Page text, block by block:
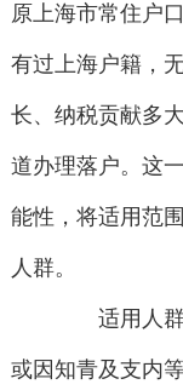
原上海市常住户
有过上海户籍，
长、纳税贡献多
道办理落户。这
能性，将适用范
人群。
适用人群
或因知青及支内